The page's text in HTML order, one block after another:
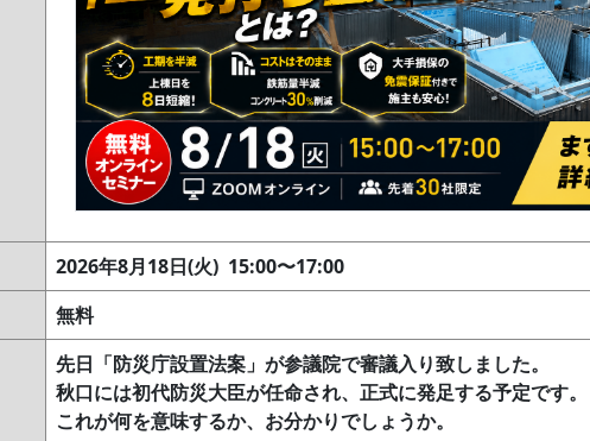
2026年8月18日(火) 15:00〜17:00
無料
先日「防災庁設置法案」が参議院で審議入り致しました。
秋口には初代防災大臣が任命され、正式に発足する予定です。
これが何を意味するか、お分かりでしょうか。